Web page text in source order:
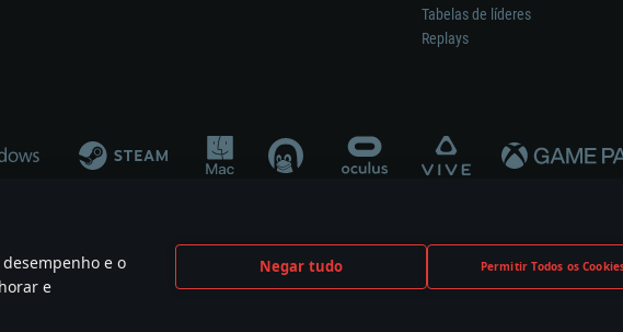
e o
e
Negar tudo Permitir Todos os
Tabelas de líderes
Replays
significa participação no desenvolvimento, patrocínio ou aval do respetivo construtor.
are the property of their respective owners.